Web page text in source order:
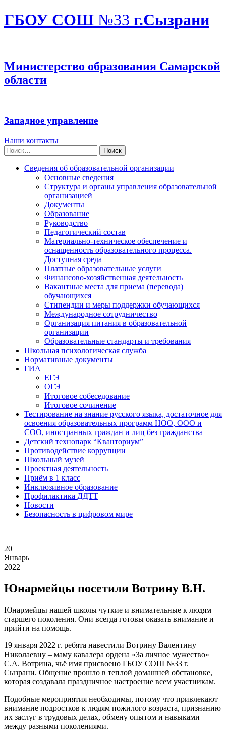
ГБОУ СОШ №33 г.Сызрани
Министерство образования Самарской
области
Западное управление
Наши контакты
Найти:
Сведения об образовательной организации
Основные сведения
Структура и органы управления образовательной
организацией
Документы
Образование
Руководство
Педагогический состав
Материально-техническое обеспечение и
оснащенность образовательного процесса.
Доступная среда
Платные образовательные услуги
Финансово-хозяйственная деятельность
Вакантные места для приема (перевода)
обучающихся
Стипендии и меры поддержки обучающихся
Международное сотрудничество
Организация питания в образовательной
организации
Образовательные стандарты и требования
Школьная психологическая служба
Нормативные документы
ГИА
ЕГЭ
ОГЭ
Итоговое собеседование
Итоговое сочинение
Тестирование на знание русского языка, достаточное для
освоения образовательных программ НОО, ООО и
СОО, иностранных граждан и лиц без гражданства
Детский технопарк “Кванториум”
Противодействие коррупции
Школьный музей
Проектная деятельность
Приём в 1 класс
Инклюзивное образование
Профилактика ДДТТ
Новости
Безопасность в цифровом мире
20
Январь
2022
Юнармейцы посетили Вотрину В.Н.
Юнармейцы нашей школы чуткие и внимательные к людям
старшего поколения. Они всегда готовы оказать внимание и
прийти на помощь.
19 января 2022 г. ребята навестили Вотрину Валентину
Николаевну – маму кавалера ордена «За личное мужество»
С.А. Вотрина, чьё имя присвоено ГБОУ СОШ №33 г.
Сызрани. Общение прошло в теплой домашней обстановке,
которая создавала праздничное настроение всем участникам.
Подобные мероприятия необходимы, потому что привлекают
внимание подростков к людям пожилого возраста, признанию
их заслуг в трудовых делах, обмену опытом и навыками
между разными поколениями.